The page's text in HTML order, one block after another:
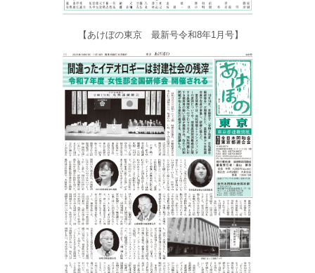
【あけぼの東京 最新号令和8年1月号】